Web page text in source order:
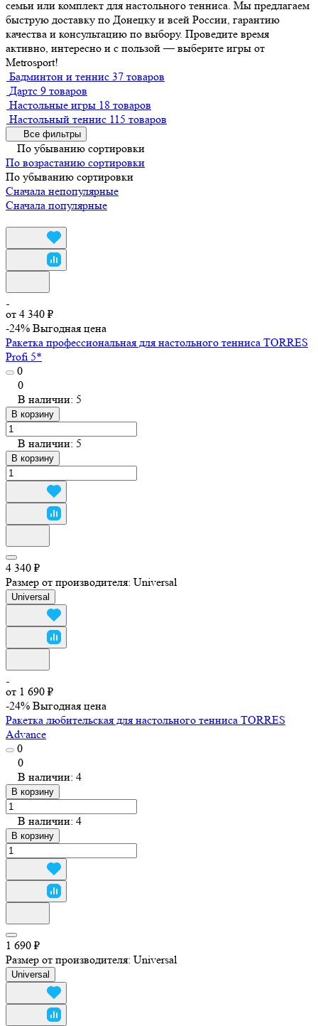
семьи или комплект для настольного тенниса. Мы предлагаем
быструю доставку по Донецку и всей России, гарантию
качества и консультацию по выбору. Проведите время
активно, интересно и с пользой — выберите игры от
Metrosport!
Бадминтон и теннис 37 товаров
Дартс 9 товаров
Настольные игры 18 товаров
Настольный теннис 115 товаров
Все фильтры
По убыванию сортировки
По возрастанию сортировки
По убыванию сортировки
Сначала непопулярные
Сначала популярные
от 4 340 ₽
-24% Выгодная цена
Ракетка профессиональная для настольного тенниса TORRES
Profi 5*
0
0
В наличии: 5
В корзину
В наличии: 5
В корзину
4 340 ₽
Размер от производителя: Universal
Universal
от 1 690 ₽
-24% Выгодная цена
Ракетка любительская для настольного тенниса TORRES
Advance
0
0
В наличии: 4
В корзину
В наличии: 4
В корзину
1 690 ₽
Размер от производителя: Universal
Universal